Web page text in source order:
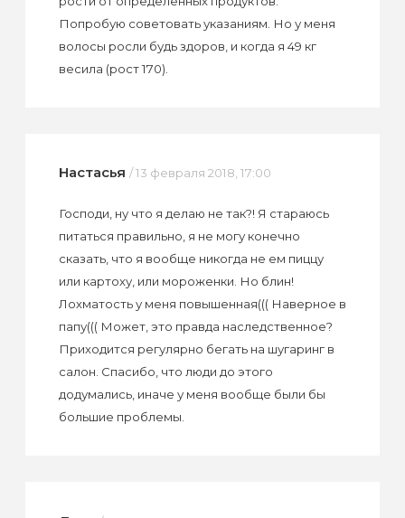
Попробую советовать указаниям. Но у меня
волосы росли будь здоров, и когда я 49 кг
весила (рост 170).
Настасья / 13 февраля 2018, 17:00
Господи, ну что я делаю не так?! Я стараюсь
питаться правильно, я не могу конечно
сказать, что я вообще никогда не ем пиццу
или картоху, или мороженки. Но блин!
Лохматость у меня повышенная((( Наверное в
папу((( Может, это правда наследственное?
Приходится регулярно бегать на шугаринг в
салон. Спасибо, что люди до этого
додумались, иначе у меня вообще были бы
большие проблемы.